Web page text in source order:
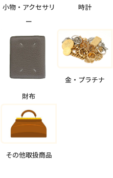
小物・アクセサリ
ー
時計
財布
金・プラチナ
その他取扱商品